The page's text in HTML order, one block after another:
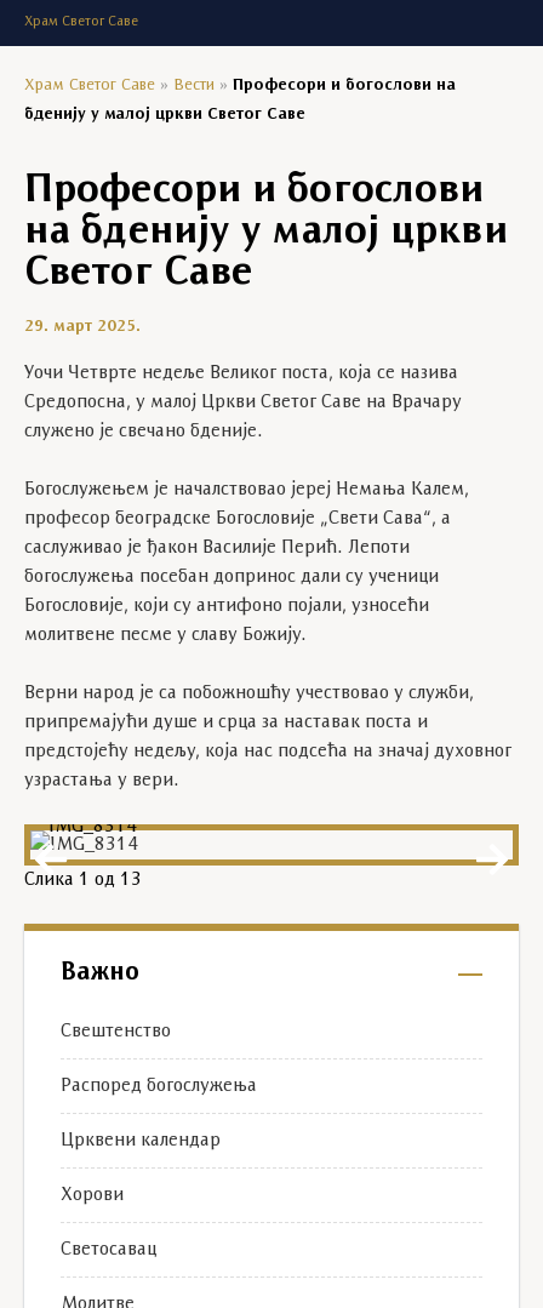
Храм Светог Саве
Храм Светог Саве » Вести » Професори и богослови на
бденију у малој цркви Светог Саве
Професори и богослови
на бденију у малој цркви
Светог Саве
29. март 2025.
Уочи Четврте недеље Великог поста, која се назива
Средопосна, у малој Цркви Светог Саве на Врачару
служено је свечано бденије.
Богослужењем је началствовао јереј Немања Калем,
професор београдскe Богословијe „Свети Сава“, а
саслуживао је ђакон Василије Перић. Лепоти
богослужења посебан допринос дали су ученици
Богословије, који су антифоно појали, узносећи
молитвене песме у славу Божију.
Верни народ је са побожношћу учествовао у служби,
припремајући душе и срца за наставак поста и
предстојећу недељу, која нас подсећа на значај духовног
узрастања у вери.
IMG_8314
Слика 1 од 13
Важно
Свештенство
Распоред богослужења
Црквени календар
Хорови
Светосавац